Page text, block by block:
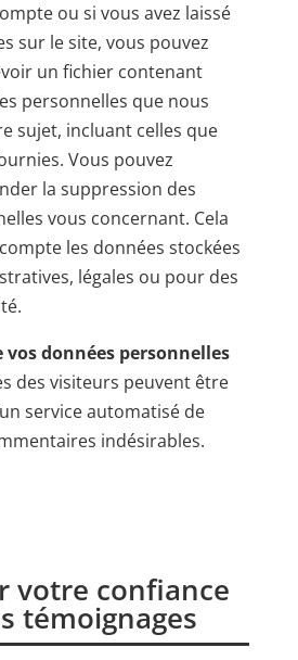
ou si vous avez laissé
sur le site, vous pouvez
un fichier contenant
personnelles que nous
sujet, incluant celles que
Vous pouvez
la suppression des
vous concernant. Cela
les données stockées
légales ou pour des
données personnelles
des visiteurs peuvent être
service automatisé de
indésirables.
votre confiance
témoignages